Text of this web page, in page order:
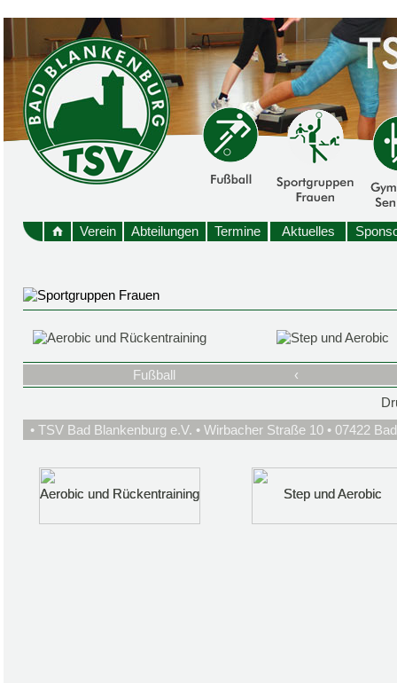
Verein Abteilungen Termine Aktuelles
Aerobic und Rückentraining
Aerobic und Rückentraining Step und Aerobic
Step und Aerobic
Fußball
‹
• TSV Bad Blankenburg e.V. • Wirbacher Straße 10 • 07422